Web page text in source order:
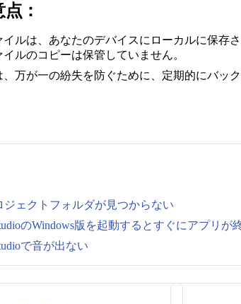
：
ルは、あなたのデバイスにローカルに保存さ
ルのコピーは保管していません。
、万が一の紛失を防ぐために、定期的にバッ
ジェクトフォルダが見つからない
のWindows版を起動するとすぐにアプリが
で音が出ない